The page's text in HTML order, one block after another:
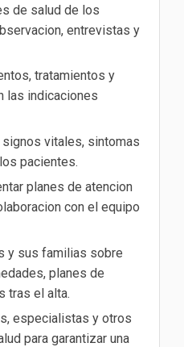
de salud de los
entrevistas y
tratamientos y
las indicaciones
vitales, sintomas
pacientes.
planes de atencion
con el equipo
y sus familias sobre
planes de
tras el alta.
especialistas y otros
para garantizar una